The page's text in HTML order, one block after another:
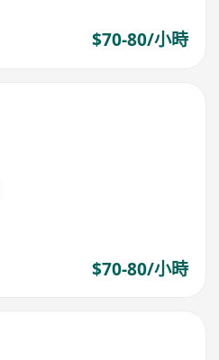
$70-80/小時
$70-80/小時